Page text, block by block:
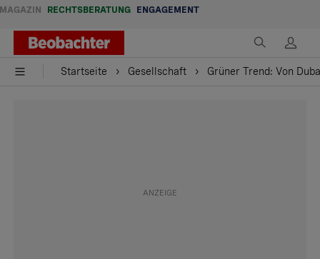
MAGAZIN RECHTSBERATUNG ENGAGEMENT
Startseite Gesellschaft Grüner Trend: Von